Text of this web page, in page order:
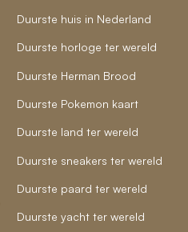
Duurste huis in Nederland
Duurste horloge ter wereld
Duurste Herman Brood
Duurste Pokemon kaart
Duurste land ter wereld
Duurste sneakers ter wereld
Duurste paard ter wereld
Duurste yacht ter wereld